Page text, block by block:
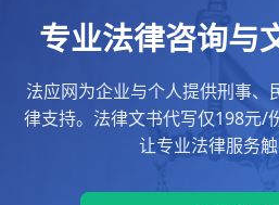
专业法律咨询与
法应网为企业与个人提供刑事、
律支持。法律文书代写仅198元/
让专业法律服务触